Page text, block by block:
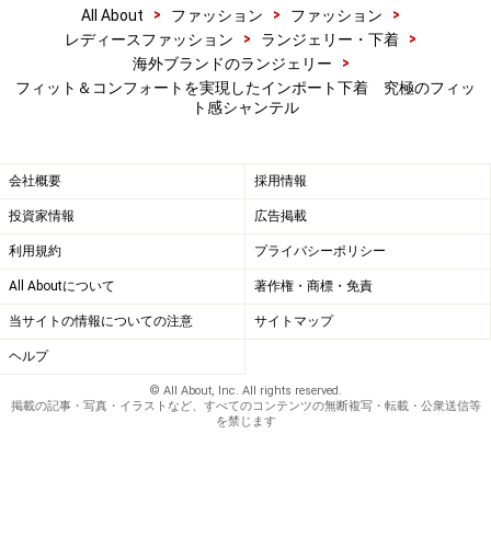
All About > ファッション > ファッション
>
レディースファッション
> ランジェリー・下着
>
海外ブランドのランジェリー
>
フィット＆コンフォートを実現したインポート下着 究極のフィッ
ト感シャンテル
会社概要 採用情報
投資家情報 広告掲載
利用規約 プライバシーポリシー
All Aboutについて 著作権・商標・免責
当サイトの情報についての注意 サイトマップ
ヘルプ
© All About, Inc. All rights reserved.
掲載の記事・写真・イラストなど、すべてのコンテンツの無断複写・転載・公衆送信等
を禁じます